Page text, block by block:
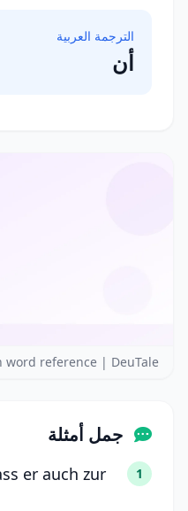
الترجمة العربية
أن
word reference | DeuTale
جمل أمثلة
1
er auch zur